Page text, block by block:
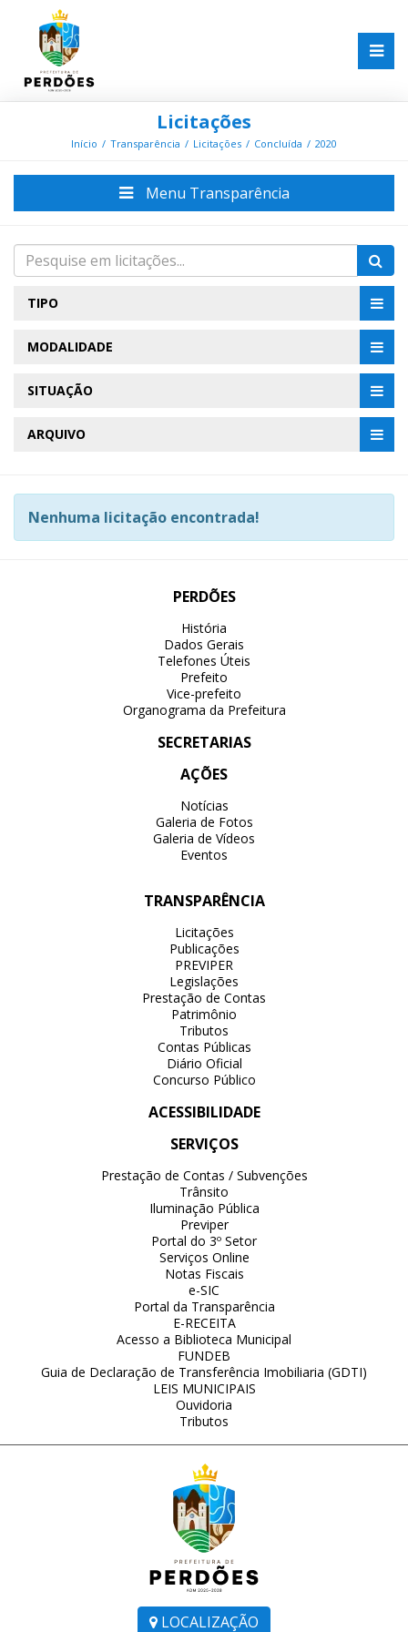
Licitações
Início Transparência Licitações Concluída 2020
Menu Transparência
TIPO
MODALIDADE
SITUAÇÃO
ARQUIVO
Nenhuma licitação encontrada!
LOCALIZAÇÃO
PERDÕES
História
Dados Gerais
Telefones Úteis
Prefeito
Vice-prefeito
Organograma da Prefeitura
SECRETARIAS
AÇÕES
Notícias
Galeria de Fotos
Galeria de Vídeos
Eventos
TRANSPARÊNCIA
Licitações
Publicações
PREVIPER
Legislações
Prestação de Contas
Patrimônio
Tributos
Contas Públicas
Diário Oficial
Concurso Público
ACESSIBILIDADE
SERVIÇOS
Prestação de Contas / Subvenções
Trânsito
Iluminação Pública
Previper
Portal do 3º Setor
Serviços Online
Notas Fiscais
e-SIC
Portal da Transparência
E-RECEITA
Acesso a Biblioteca Municipal
FUNDEB
Guia de Declaração de Transferência Imobiliaria (GDTI)
LEIS MUNICIPAIS
Ouvidoria
Tributos